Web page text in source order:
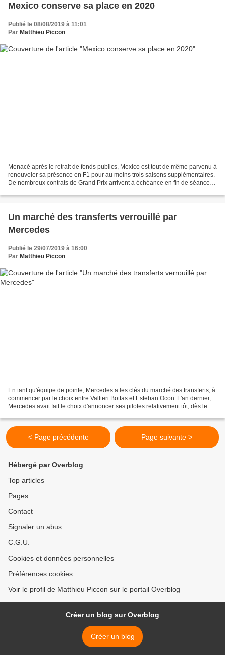
Mexico conserve sa place en 2020
Publié le 08/08/2019 à 11:01
Par Matthieu Piccon
Menacé après le retrait de fonds publics, Mexico est tout de même parvenu à
renouveler sa présence en F1 pour au moins trois saisons supplémentaires.
De nombreux contrats de Grand Prix arrivent à échéance en fin de séance.
Un marché des transferts verrouillé par
Mercedes
Publié le 29/07/2019 à 16:00
Par Matthieu Piccon
En tant qu'équipe de pointe, Mercedes a les clés du marché des transferts, à
commencer par le choix entre Valtteri Bottas et Esteban Ocon. L'an dernier,
Mercedes avait fait le choix d'annoncer ses pilotes relativement tôt, dès le
< Page précédente Page suivante >
Hébergé par Overblog
Top articles
Pages
Contact
Signaler un abus
C.G.U.
Cookies et données personnelles
Préférences cookies
Voir le profil de Matthieu Piccon sur le portail Overblog
Créer un blog sur Overblog
Créer un blog